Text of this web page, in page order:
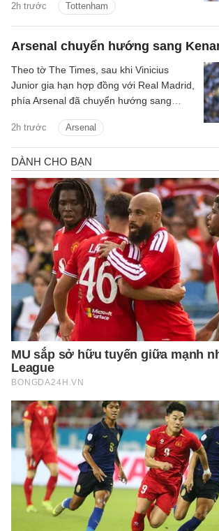
2h trước Tottenham
Arsenal chuyển hướng sang
2h trước Arsenal
Theo tờ The Times, sau khi Vinicius
Junior gia hạn hợp đồng với Real Madrid,
phía Arsenal đã chuyển hướng sang